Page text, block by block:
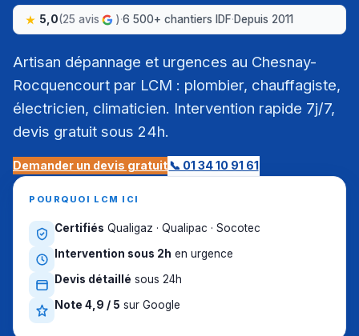
5,0(25 avis )·6 500+ chantiers IDF·Depuis 2011
Artisan dépannage et urgences au Chesnay-
Rocquencourt par LCM : plombier, chauffagiste,
électricien, climaticien. Intervention rapide 7j/7,
devis gratuit sous 24h.
Demander un devis gratuit📞 01 34 10 91 61
POURQUOI LCM ICI
Certifiés Qualigaz · Qualipac · Socotec
Intervention sous 2h en urgence
Devis détaillé sous 24h
Note 4,9 / 5 sur Google